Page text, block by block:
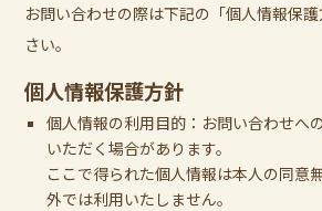
お問い合わせの際は下記の「個人情報保
さい。
個人情報保護方針
個人情報の利用目的：お問い合わせへ
いただく場合があります。
ここで得られた個人情報は本人の同意
外では利用いたしません。